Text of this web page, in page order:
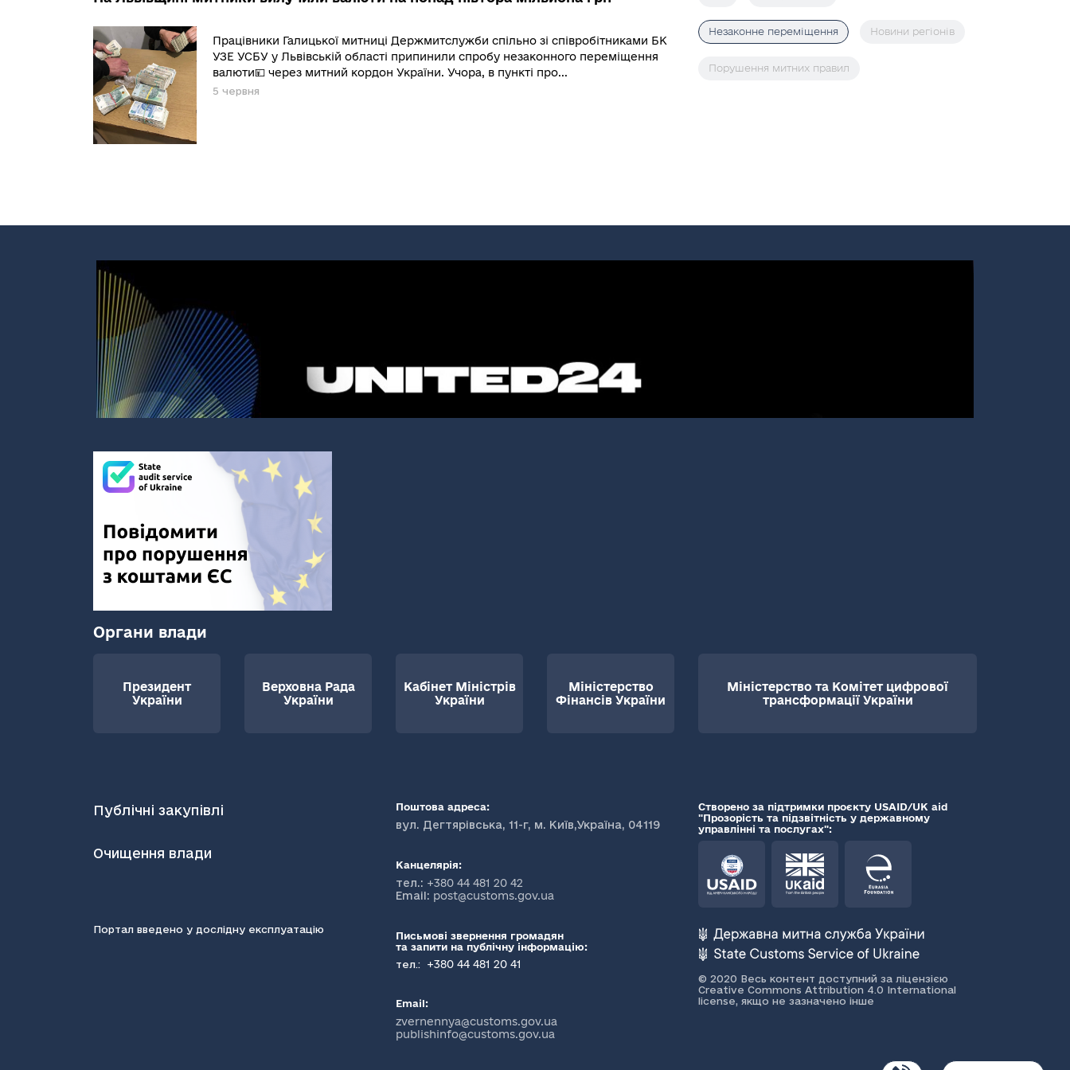
Працівники Галицької митниці Держмитслужби спільно зі співробітниками БК
УЗЕ УСБУ у Львівській області припинили спробу незаконного переміщення
валюти💴 через митний кордон України. Учора, в пункті про...
5 червня
Незаконне переміщення Новини регіонів
Порушення митних правил
Органи влади
Президент
України
Верховна Рада
України
Кабінет Міністрів
України
Міністерство
Фінансів України
Міністерство та Комітет цифрової
трансформації України
Публічні закупівлі
Очищення влади
Портал введено у дослідну експлуатацію
Поштова адреса:
вул. Дегтярівська, 11-г, м. Київ,Україна, 04119
Канцелярія:
тел.: +380 44 481 20 42
Email: post@customs.gov.ua
Письмові звернення громадян
та запити на публічну інформацію:
тел.:
+380 44 481 20 41
Email:
zvernennya@customs.gov.ua
publishinfo@customs.gov.ua
Створено за підтримки проєкту USAID/UK aid
"Прозорість та підзвітність у державному
управлінні та послугах":
© 2020 Весь контент доступний за ліцензією
Creative Commons Attribution 4.0 International
license, якщо не зазначено інше